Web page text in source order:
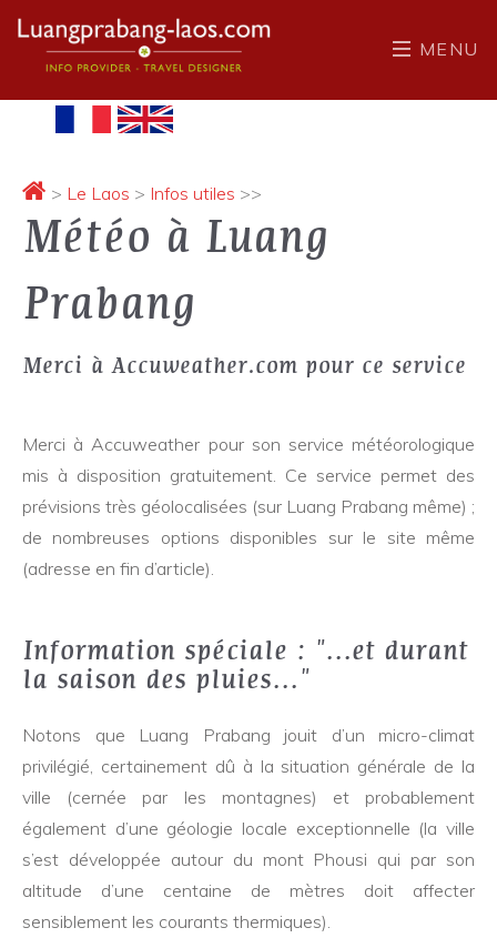
MENU
> Le Laos > Infos utiles >>
Météo à Luang
Prabang
Merci à Accuweather.com pour ce service
Merci à Accuweather pour son service météorologique
mis à disposition gratuitement. Ce service permet des
prévisions très géolocalisées (sur Luang Prabang même) ;
de nombreuses options disponibles sur le site même
(adresse en fin d’article).
Information spéciale : "...et durant
la saison des pluies..."
Notons que Luang Prabang jouit d’un micro-climat
privilégié, certainement dû à la situation générale de la
ville (cernée par les montagnes) et probablement
également d’une géologie locale exceptionnelle (la ville
s’est développée autour du mont Phousi qui par son
altitude d’une centaine de mètres doit affecter
sensiblement les courants thermiques).